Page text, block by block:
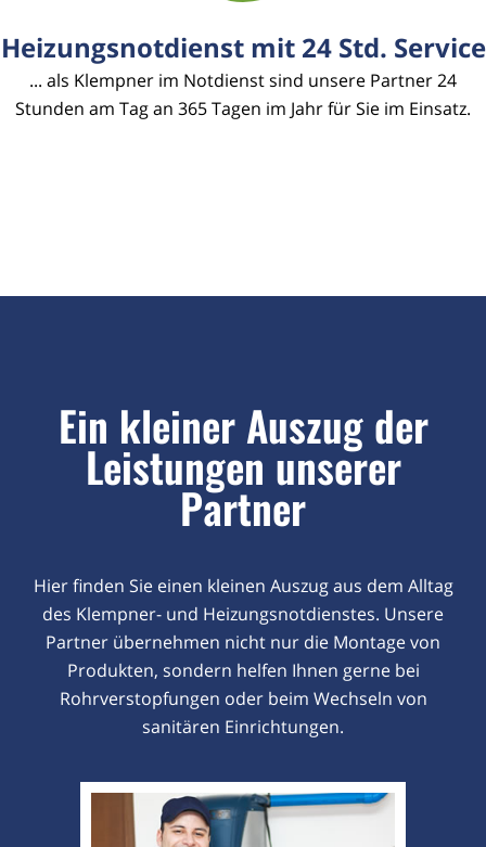
Heizungsnotdienst mit 24 Std. Service
... als Klempner im Notdienst sind unsere Partner 24
Stunden am Tag an 365 Tagen im Jahr für Sie im Einsatz.
Ein kleiner Auszug der
Leistungen unserer
Partner
Hier finden Sie einen kleinen Auszug aus dem Alltag
des Klempner- und Heizungsnotdienstes. Unsere
Partner übernehmen nicht nur die Montage von
Produkten, sondern helfen Ihnen gerne bei
Rohrverstopfungen oder beim Wechseln von
sanitären Einrichtungen.